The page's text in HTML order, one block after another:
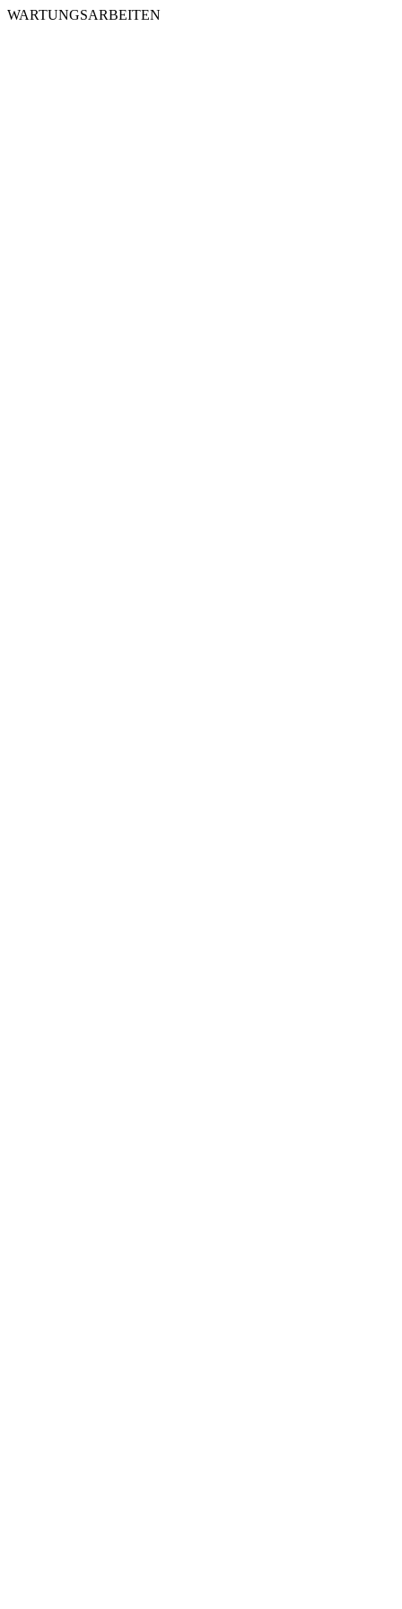
WARTUNGSARBEITEN